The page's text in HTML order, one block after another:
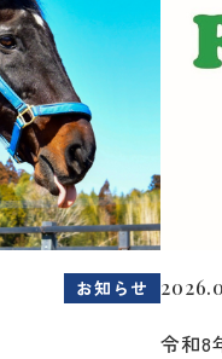
お知らせ
令和8